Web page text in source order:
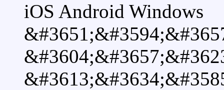
iOS Android Windows